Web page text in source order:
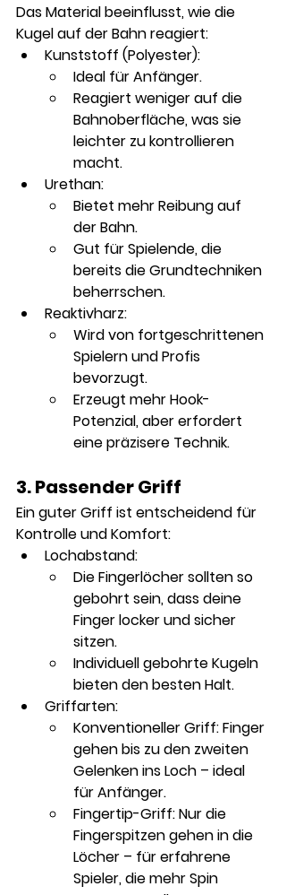
Das Material beeinflusst, wie die
Kugel auf der Bahn reagiert:
Kunststoff (Polyester):
Ideal für Anfänger.
Reagiert weniger auf die
Bahnoberfläche, was sie
leichter zu kontrollieren
macht.
Urethan:
Bietet mehr Reibung auf
der Bahn.
Gut für Spielende, die
bereits die Grundtechniken
beherrschen.
Reaktivharz:
Wird von fortgeschrittenen
Spielern und Profis
bevorzugt.
Erzeugt mehr Hook-
Potenzial, aber erfordert
eine präzisere Technik.
3. Passender Griff
Ein guter Griff ist entscheidend für
Kontrolle und Komfort:
Lochabstand:
Die Fingerlöcher sollten so
gebohrt sein, dass deine
Finger locker und sicher
sitzen.
Individuell gebohrte Kugeln
bieten den besten Halt.
Griffarten:
Konventioneller Griff: Finger
gehen bis zu den zweiten
Gelenken ins Loch – ideal
für Anfänger.
Fingertip-Griff: Nur die
Fingerspitzen gehen in die
Löcher – für erfahrene
Spieler, die mehr Spin